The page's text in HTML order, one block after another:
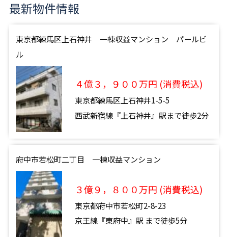
最新物件情報
東京都練馬区上石神井 一棟収益マンション パールビ
ル
４億３，９００万円 (消費税込)
東京都練馬区上石神井1-5-5
西武新宿線『上石神井』駅まで徒歩2分
府中市若松町二丁目 一棟収益マンション
３億９，８００万円 (消費税込)
東京都府中市若松町2-8-23
京王線『東府中』駅 まで徒歩5分